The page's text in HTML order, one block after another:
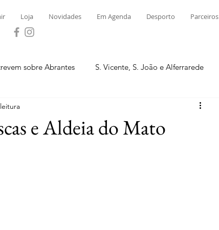
Loja Novidades Em Agenda Desporto Parceiros
sobre Abrantes S. Vicente, S. João e Alferrarede
e Aldeia do Mato